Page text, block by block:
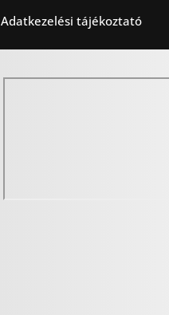
Adatkezelési tájékoztató